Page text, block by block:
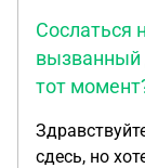
Сослаться
вызванный
тот
сдесь, но